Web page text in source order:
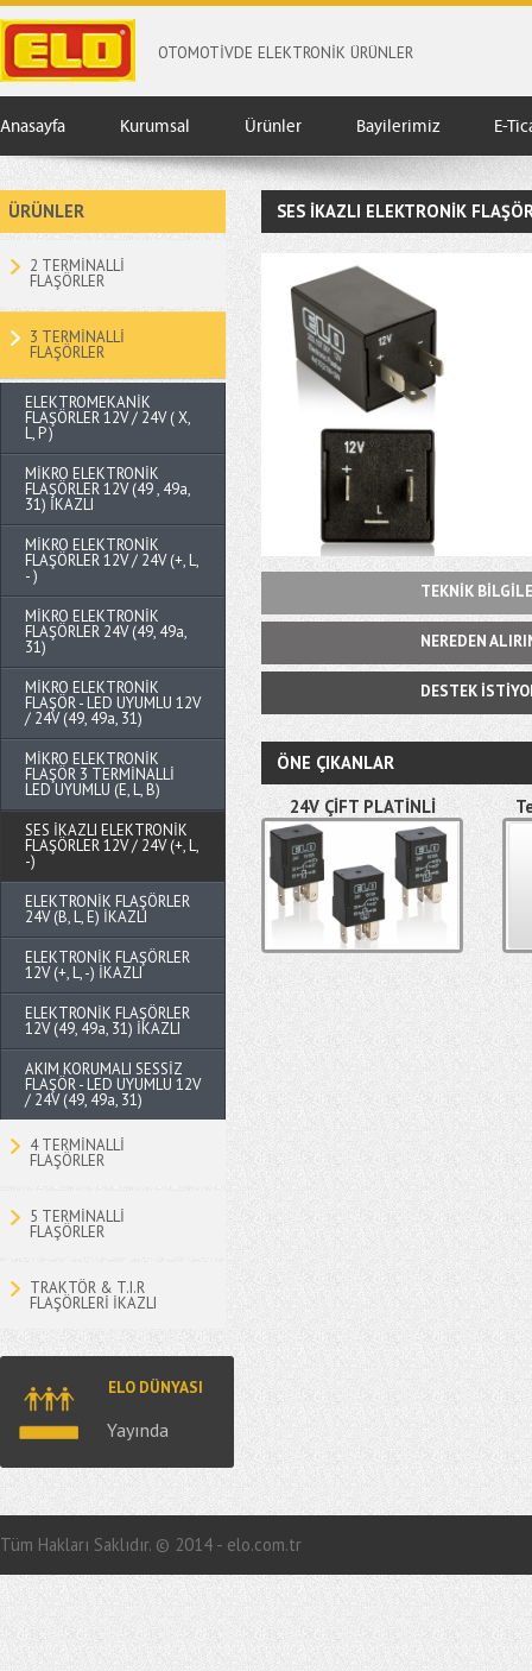
OTOMOTİVDE ELEKTRONİK ÜRÜNLER
Anasayfa Kurumsal Ürünler Bayilerimiz E-
ÜRÜNLER
2 TERMİNALLİ
FLAŞÖRLER
3 TERMİNALLİ
FLAŞÖRLER
ELEKTROMEKANİK
FLAŞÖRLER 12V / 24V ( X,
L, P )
MİKRO ELEKTRONİK
FLAŞÖRLER 12V (49 , 49a,
31) İKAZLI
MİKRO ELEKTRONİK
FLAŞÖRLER 12V / 24V (+, L,
- )
MİKRO ELEKTRONİK
FLAŞÖRLER 24V (49, 49a,
31)
MİKRO ELEKTRONİK
FLAŞÖR - LED UYUMLU 12V
/ 24V (49, 49a, 31)
MİKRO ELEKTRONİK
FLAŞÖR 3 TERMİNALLİ
LED UYUMLU (E, L, B)
SES İKAZLI ELEKTRONİK
FLAŞÖRLER 12V / 24V (+, L,
-)
ELEKTRONİK FLAŞÖRLER
24V (B, L, E) İKAZLI
ELEKTRONİK FLAŞÖRLER
12V (+, L, -) İKAZLI
ELEKTRONİK FLAŞÖRLER
12V (49, 49a, 31) İKAZLI
AKIM KORUMALI SESSİZ
FLAŞÖR - LED UYUMLU 12V
/ 24V (49, 49a, 31)
4 TERMİNALLİ
FLAŞÖRLER
5 TERMİNALLİ
FLAŞÖRLER
TRAKTÖR & T.I.R
FLAŞÖRLERİ İKAZLI
ELO DÜNYASI
Yayında
SES İKAZLI ELEKTRONİK
TEKNİK
NEREDEN
DESTEK
ÖNE ÇIKANLAR
24V ÇİFT PLATİNLİ
(CHANGEOVER)
Tüm Hakları Saklıdır. © 2014 - elo.com.tr